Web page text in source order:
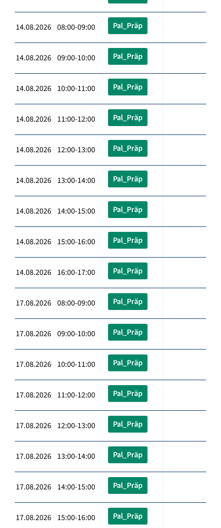
14.08.2026 08:00-09:00 Pal_Präp
14.08.2026 09:00-10:00 Pal_Präp
14.08.2026 10:00-11:00 Pal_Präp
14.08.2026 11:00-12:00 Pal_Präp
14.08.2026 12:00-13:00 Pal_Präp
14.08.2026 13:00-14:00 Pal_Präp
14.08.2026 14:00-15:00 Pal_Präp
14.08.2026 15:00-16:00 Pal_Präp
14.08.2026 16:00-17:00 Pal_Präp
17.08.2026 08:00-09:00 Pal_Präp
17.08.2026 09:00-10:00 Pal_Präp
17.08.2026 10:00-11:00 Pal_Präp
17.08.2026 11:00-12:00 Pal_Präp
17.08.2026 12:00-13:00 Pal_Präp
17.08.2026 13:00-14:00 Pal_Präp
17.08.2026 14:00-15:00 Pal_Präp
17.08.2026 15:00-16:00 Pal_Präp